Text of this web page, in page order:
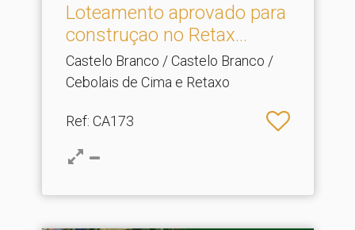
Loteamento aprovado para
construçao no Retax.​..
Castelo Branco / Castelo Branco /
Cebolais de Cima e Retaxo
Ref: CA173